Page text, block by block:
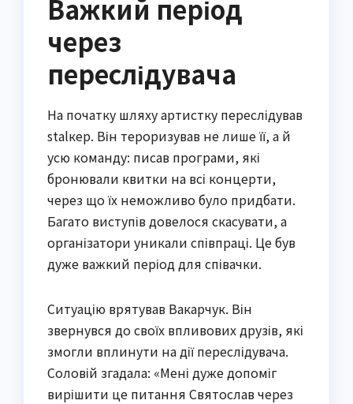
Важкий період
через
переслідувача
На початку шляху артистку переслідував
stalкер. Він тероризував не лише її, а й
усю команду: писав програми, які
бронювали квитки на всі концерти,
через що їх неможливо було придбати.
Багато виступів довелося скасувати, а
організатори уникали співпраці. Це був
дуже важкий період для співачки.
Ситуацію врятував Вакарчук. Він
звернувся до своїх впливових друзів, які
змогли вплинути на дії переслідувача.
Соловій згадала: «Мені дуже допоміг
вирішити це питання Святослав через